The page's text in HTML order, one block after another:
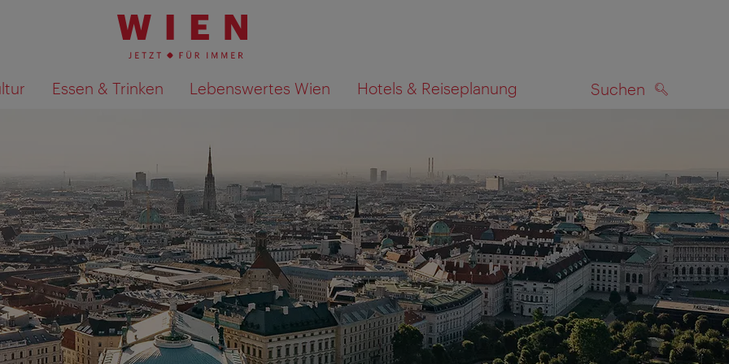
Essen & Trinken Lebenswertes Wien Hotels & Reiseplanung Suchen